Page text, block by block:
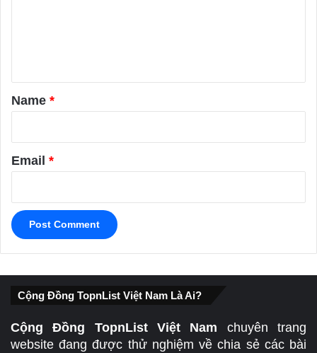
*
Name *
Email *
Cộng Đồng TopnList Việt Nam Là Ai?
Cộng Đồng TopnList Việt Nam chuyên trang
website đang được thử nghiệm về chia sẻ các bài